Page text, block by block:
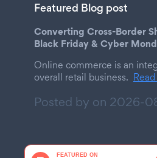
Featured Blog post
Converting Cross-Border
Black Friday & Cyber
Online commerce is an
overall retail business.
Posted by on 2026-